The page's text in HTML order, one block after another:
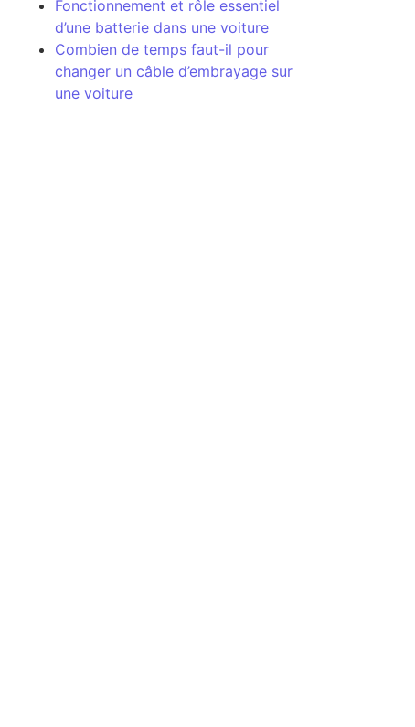
Fonctionnement et rôle essentiel
d’une batterie dans une voiture
Combien de temps faut-il pour
changer un câble d’embrayage sur
une voiture